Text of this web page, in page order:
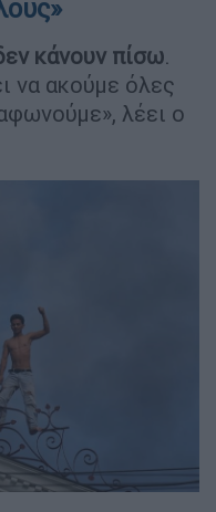
κάνουν πίσω.
να ακούμε όλες
λέει ο